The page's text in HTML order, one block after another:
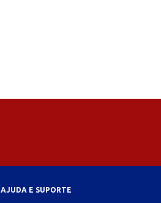
AJUDA E SUPORTE